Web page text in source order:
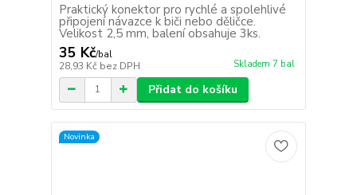
Praktický konektor pro rychlé a spolehlivé
připojení návazce k biči nebo děličce.
Velikost 2,5 mm, balení obsahuje 3ks.
35 Kč/bal
28,93 Kč bez DPH Skladem 7 bal
Přidat do košíku
Novinka